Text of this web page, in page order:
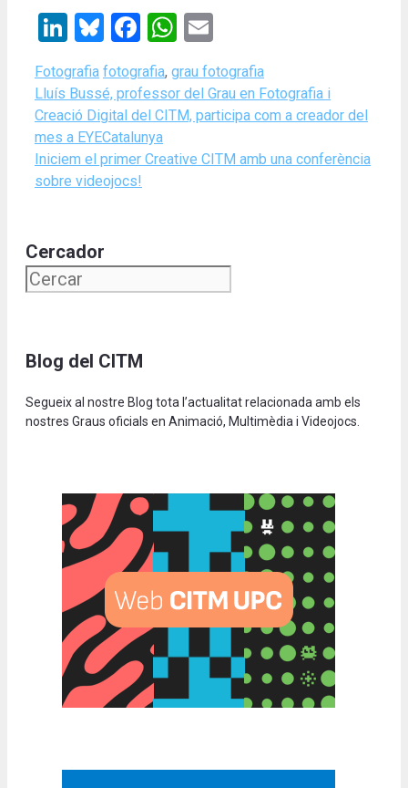
LinkedIn
Bluesky
Facebook
WhatsApp
Categories
Fotografia Tags
fotografia, grau fotografia
Lluís Bussé, professor del Grau en Fotografia i
Creació Digital del CITM, participa com a creador del
mes a EYECatalunya
Iniciem el primer Creative CITM amb una conferència
sobre videojocs!
Cercador
Blog del CITM
Segueix al nostre Blog tota l’actualitat relacionada amb els
nostres Graus oficials en Animació, Multimèdia i Videojocs.